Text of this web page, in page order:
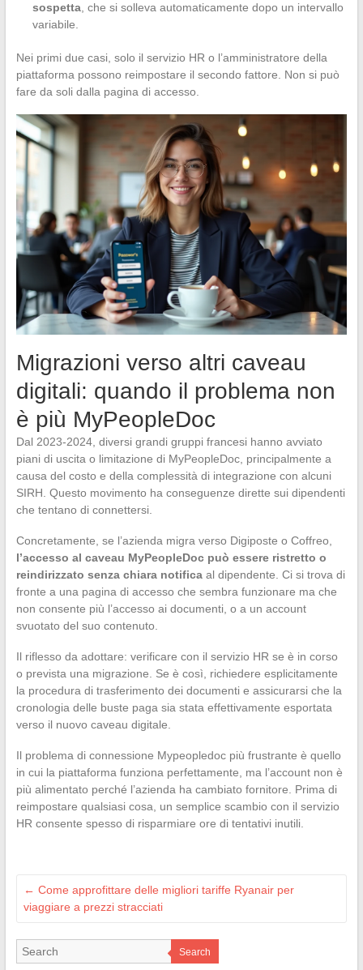
sospetta, che si solleva automaticamente dopo un intervallo
variabile.
Nei primi due casi, solo il servizio HR o l’amministratore della
piattaforma possono reimpostare il secondo fattore. Non si può
fare da soli dalla pagina di accesso.
Migrazioni verso altri caveau
digitali: quando il problema non
è più MyPeopleDoc
Dal 2023-2024, diversi grandi gruppi francesi hanno avviato
piani di uscita o limitazione di MyPeopleDoc, principalmente a
causa del costo e della complessità di integrazione con alcuni
SIRH. Questo movimento ha conseguenze dirette sui dipendenti
che tentano di connettersi.
Concretamente, se l’azienda migra verso Digiposte o Coffreo,
l’accesso al caveau MyPeopleDoc può essere ristretto o
reindirizzato senza chiara notificaal dipendente. Ci si trova di
fronte a una pagina di accesso che sembra funzionare ma che
non consente più l’accesso ai documenti, o a un account
svuotato del suo contenuto.
Il riflesso da adottare: verificare con il servizio HR se è in corso
o prevista una migrazione. Se è così, richiedere esplicitamente
la procedura di trasferimento dei documenti e assicurarsi che la
cronologia delle buste paga sia stata effettivamente esportata
verso il nuovo caveau digitale.
Il problema di connessione Mypeopledoc più frustrante è quello
in cui la piattaforma funziona perfettamente, ma l’account non è
più alimentato perché l’azienda ha cambiato fornitore. Prima di
reimpostare qualsiasi cosa, un semplice scambio con il servizio
HR consente spesso di risparmiare ore di tentativi inutili.
← Come approfittare delle migliori tariffe Ryanair per
viaggiare a prezzi stracciati
Search